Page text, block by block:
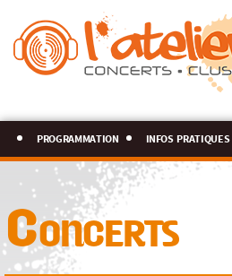
programmation infos pratiques
Concerts